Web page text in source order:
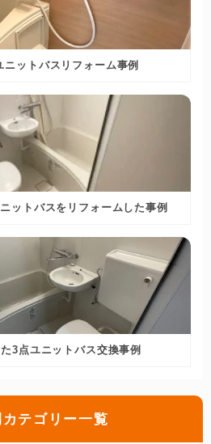
ットバスリフォーム事例
ットバスをリフォームした事例
3点ユニットバス交換事例
テゴリー一覧